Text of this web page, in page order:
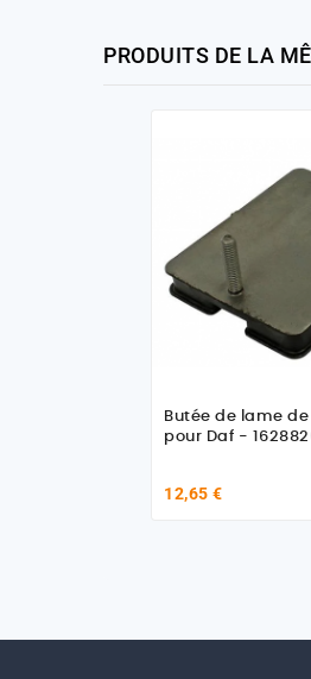
PRODUITS DE LA
Butée de lame
pour Daf -
12,65 €